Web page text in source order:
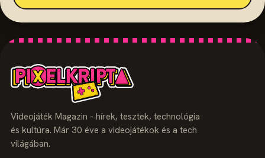
Videojáték Magazin - hírek, tesztek, technológia
és kultúra. Már 30 éve a videojátékok és a tech
világában.